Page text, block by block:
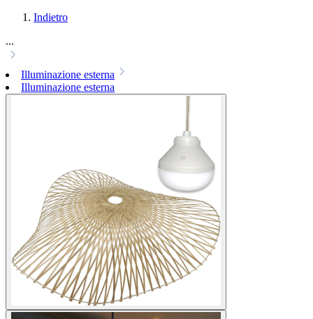
Indietro
...
Illuminazione esterna
Illuminazione esterna